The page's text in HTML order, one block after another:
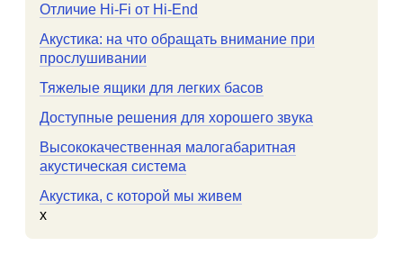
Отличие Hi-Fi от Hi-End
Акустика: на что обращать внимание при
прослушивании
Тяжелые ящики для легких басов
Доступные решения для хорошего звука
Высококачественная малогабаритная
акустическая система
Акустика, с которой мы живем
x